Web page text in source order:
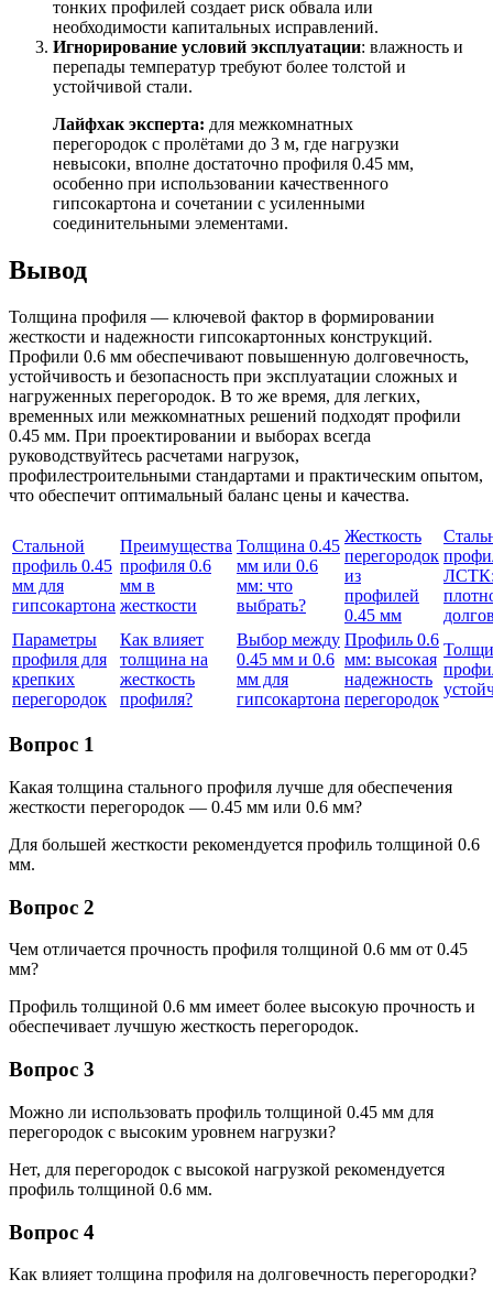
тонких профилей создает риск обвала или
необходимости капитальных исправлений.
Игнорирование условий эксплуатации: влажность и
перепады температур требуют более толстой и
устойчивой стали.
Лайфхак эксперта: для межкомнатных
перегородок с пролётами до 3 м, где нагрузки
невысоки, вполне достаточно профиля 0.45 мм,
особенно при использовании качественного
гипсокартона и сочетании с усиленными
соединительными элементами.
Вывод
Толщина профиля — ключевой фактор в формировании
жесткости и надежности гипсокартонных конструкций.
Профили 0.6 мм обеспечивают повышенную долговечность,
устойчивость и безопасность при эксплуатации сложных и
нагруженных перегородок. В то же время, для легких,
временных или межкомнатных решений подходят профили
0.45 мм. При проектировании и выборах всегда
руководствуйтесь расчетами нагрузок,
профилестроительными стандартами и практическим опытом,
что обеспечит оптимальный баланс цены и качества.
Стальной
профиль 0.45
мм для
гипсокартона
Преимущества
профиля 0.6
мм в
жесткости
Толщина 0.45
мм или 0.6
мм: что
выбрать?
Жесткость
перегородок
из
профилей
0.45 мм
Параметры
профиля для
крепких
перегородок
Как влияет
толщина на
жесткость
профиля?
Выбор между
0.45 мм и 0.6
мм для
гипсокартона
Профиль 0.6
мм: высокая
надежность
перегородок
Вопрос 1
Какая толщина стального профиля лучше для обеспечения
жесткости перегородок — 0.45 мм или 0.6 мм?
Для большей жесткости рекомендуется профиль толщиной 0.6
мм.
Вопрос 2
Чем отличается прочность профиля толщиной 0.6 мм от 0.45
мм?
Профиль толщиной 0.6 мм имеет более высокую прочность и
обеспечивает лучшую жесткость перегородок.
Вопрос 3
Можно ли использовать профиль толщиной 0.45 мм для
перегородок с высоким уровнем нагрузки?
Нет, для перегородок с высокой нагрузкой рекомендуется
профиль толщиной 0.6 мм.
Вопрос 4
Как влияет толщина профиля на долговечность перегородки?